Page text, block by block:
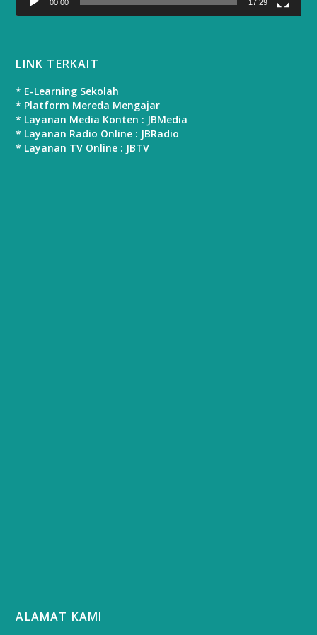
00:00 17:29
LINK TERKAIT
* E-Learning Sekolah
* Platform Mereda Mengajar
* Layanan Media Konten : JBMedia
* Layanan Radio Online : JBRadio
* Layanan TV Online : JBTV
ALAMAT KAMI